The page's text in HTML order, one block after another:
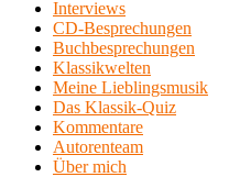
Interviews
CD-Besprechungen
Buchbesprechungen
Klassikwelten
Meine Lieblingsmusik
Das Klassik-Quiz
Kommentare
Autorenteam
Über mich